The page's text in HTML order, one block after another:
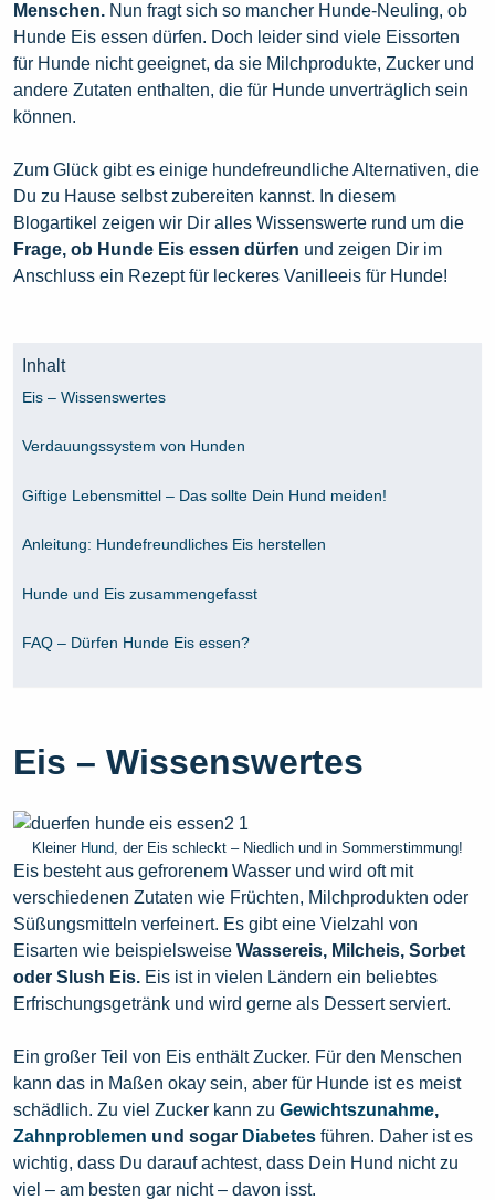
Menschen. Nun fragt sich so mancher Hunde-Neuling, ob
Hunde Eis essen dürfen. Doch leider sind viele Eissorten
für Hunde nicht geeignet, da sie Milchprodukte, Zucker und
andere Zutaten enthalten, die für Hunde unverträglich sein
können.
Zum Glück gibt es einige hundefreundliche Alternativen, die
Du zu Hause selbst zubereiten kannst. In diesem
Blogartikel zeigen wir Dir alles Wissenswerte rund um die
Frage, ob Hunde Eis essen dürfen und zeigen Dir im
Anschluss ein Rezept für leckeres Vanilleeis für Hunde!
Inhalt
Eis – Wissenswertes
Verdauungssystem von Hunden
Giftige Lebensmittel – Das sollte Dein Hund meiden!
Anleitung: Hundefreundliches Eis herstellen
Hunde und Eis zusammengefasst
FAQ – Dürfen Hunde Eis essen?
Eis – Wissenswertes
Kleiner Hund, der Eis schleckt – Niedlich und in Sommerstimmung!
Eis besteht aus gefrorenem Wasser und wird oft mit
verschiedenen Zutaten wie Früchten, Milchprodukten oder
Süßungsmitteln verfeinert. Es gibt eine Vielzahl von
Eisarten wie beispielsweise Wassereis, Milcheis, Sorbet
oder Slush Eis. Eis ist in vielen Ländern ein beliebtes
Erfrischungsgetränk und wird gerne als Dessert serviert.
Ein großer Teil von Eis enthält Zucker. Für den Menschen
kann das in Maßen okay sein, aber für Hunde ist es meist
schädlich. Zu viel Zucker kann zu Gewichtszunahme,
Zahnproblemen und sogar Diabetes führen. Daher ist es
wichtig, dass Du darauf achtest, dass Dein Hund nicht zu
viel – am besten gar nicht – davon isst.